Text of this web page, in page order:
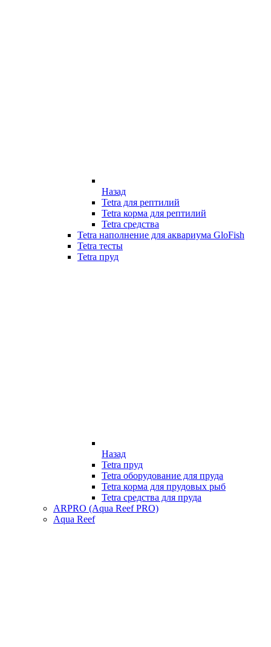
Назад
Tetra для рептилий
Tetra корма для рептилий
Tetra средства
Tetra наполнение для аквариума GloFish
Tetra тесты
Tetra пруд
Назад
Tetra пруд
Tetra оборудование для пруда
Tetra корма для прудовых рыб
Tetra средства для пруда
ARPRO (Aqua Reef PRO)
Aqua Reef